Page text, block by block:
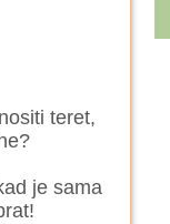
teret,
je sama